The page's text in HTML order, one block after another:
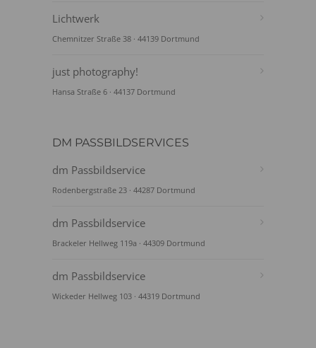
Lichtwerk
Chemnitzer Straße 38 · 44139 Dortmund
just photography!
Hansa Straße 6 · 44137 Dortmund
DM PASSBILDSERVICES
dm Passbildservice
Rodenbergstraße 23 · 44287 Dortmund
dm Passbildservice
Brackeler Hellweg 119a · 44309 Dortmund
dm Passbildservice
Wickeder Hellweg 103 · 44319 Dortmund